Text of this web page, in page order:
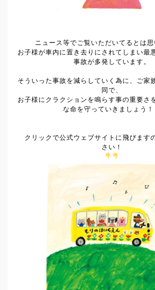
ニュース等でご覧いただいてるとは思
お子様が車内に置き去りにされてしまい最
事故が多発しています。
そういった事故を減らしていく為に、ご家
同で、
お子様にクラクションを鳴らす事の重要さ
な命を守っていきましょう！
クリックで公式ウェブサイトに飛びます
さい！